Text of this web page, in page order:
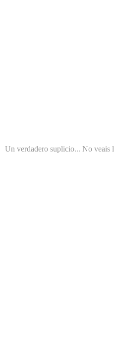
Un verdadero suplicio... No veais